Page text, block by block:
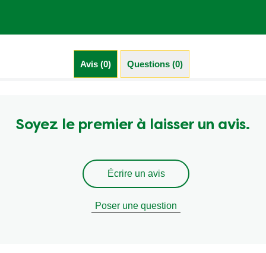
Avis (0) Questions (0)
Soyez le premier à laisser un avis.
Écrire un avis
Poser une question